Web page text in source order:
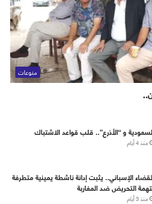
منوعات
و “الأذرع”.. قلب قواعد الاشتباك
منذ 4 أيام
الإسباني.. يثبت إدانة ناشطة يمينية متطرفة
التحريض ضد المغاربة
منذ 3 أيام